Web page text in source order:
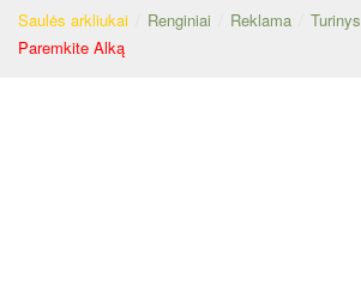
Saulės arkliukai Renginiai Reklama Turinys
Paremkite Alką